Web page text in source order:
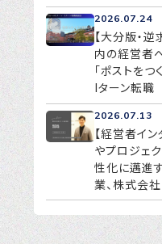
2026.07.24
【大分版・
内の経営者
「ポストをつ
Iターン転職
2026.07.13
【経営者イ
やプロジェ
性化に邁進
業、株式会